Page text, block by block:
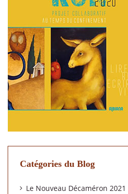
Catégories du Blog
Le Nouveau Décaméron 2021